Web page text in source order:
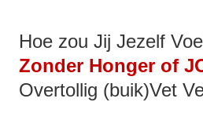
Hoe zou Jij Jezelf
Zonder Honger of
Overtollig (buik)Vet